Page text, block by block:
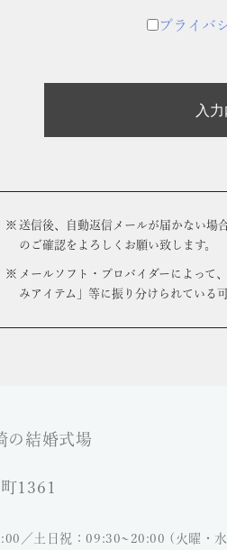
プライバ
入
送信後、自動返信メールが届かない場
のご確認をよろしくお願い致します。
メールソフト・プロバイダーによって
みアイテム」等に振り分けられている
の結婚式場
1361
／土日祝：09:30~20:00 (火曜・